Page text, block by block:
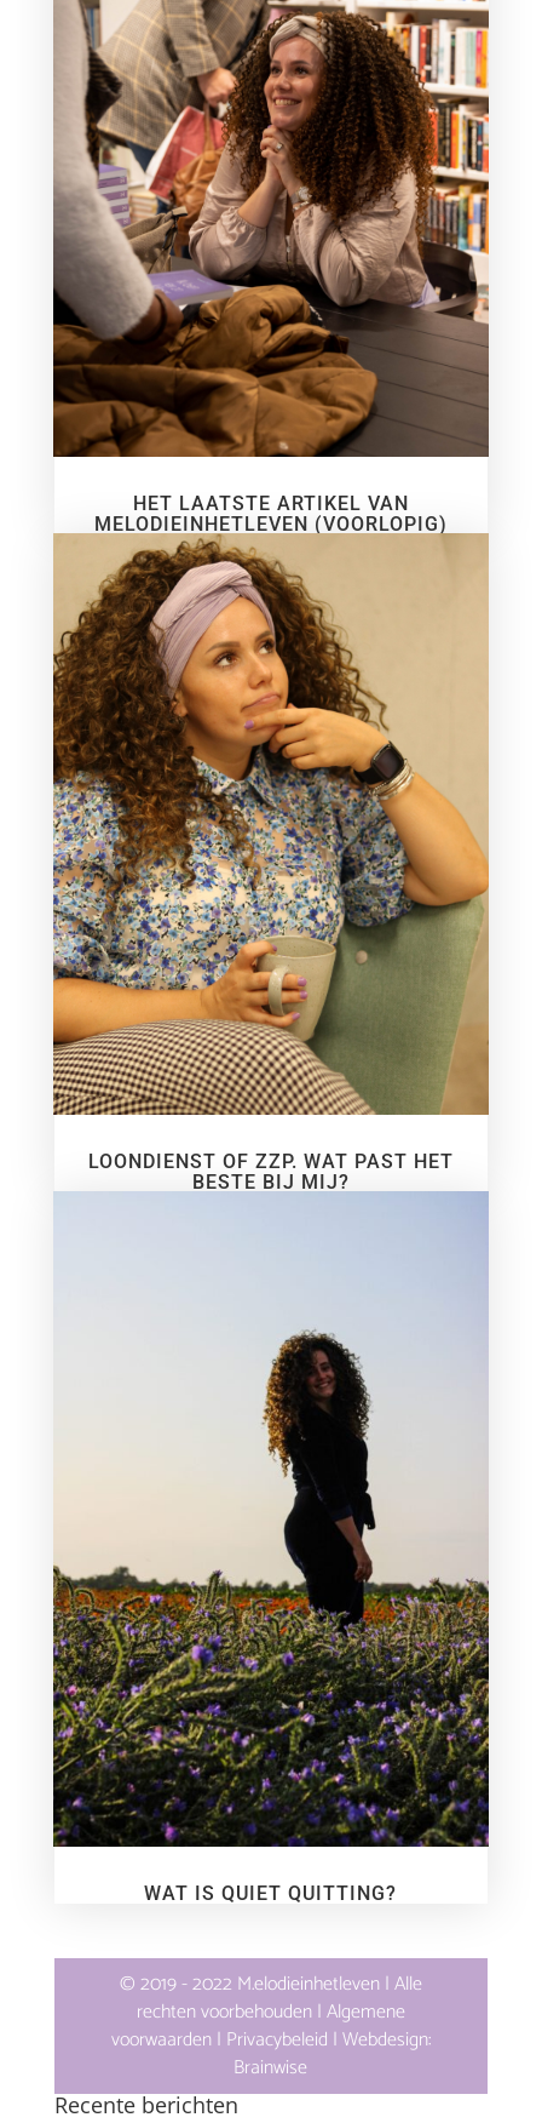
HET LAATSTE ARTIKEL VAN
MELODIEINHETLEVEN (VOORLOPIG)
LOONDIENST OF ZZP. WAT PAST HET
BESTE BIJ MIJ?
WAT IS QUIET QUITTING?
© 2019 - 2022 M.elodieinhetleven | Alle
rechten voorbehouden |Algemene
voorwaarden| Privacybeleid | Webdesign:
Brainwise
Recente berichten